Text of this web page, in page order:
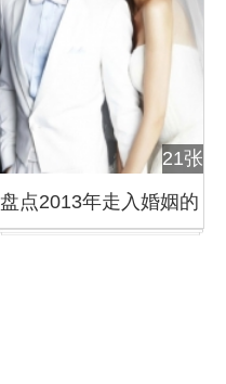
21张
盘点2013年走入婚姻的